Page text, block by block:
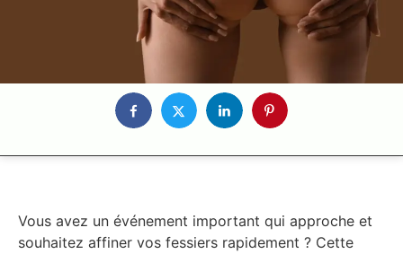
Vous avez un événement important qui approche et
souhaitez affiner vos fessiers rapidement ? Cette